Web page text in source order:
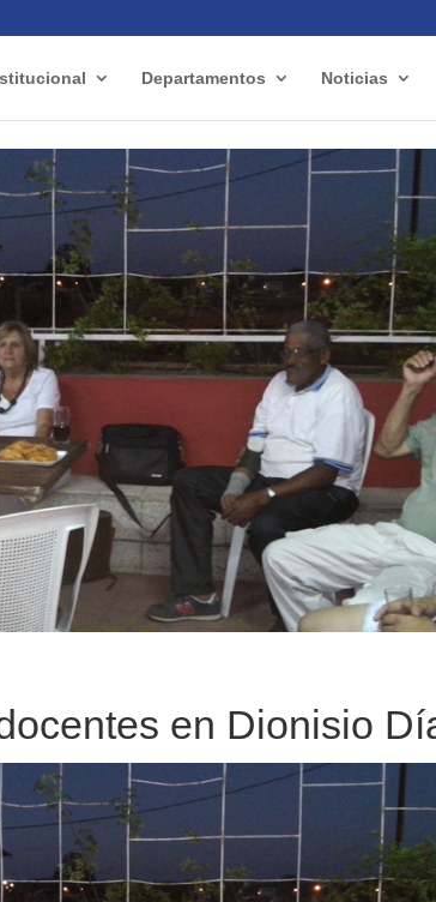
Departamentos Noticias
en Dionisio